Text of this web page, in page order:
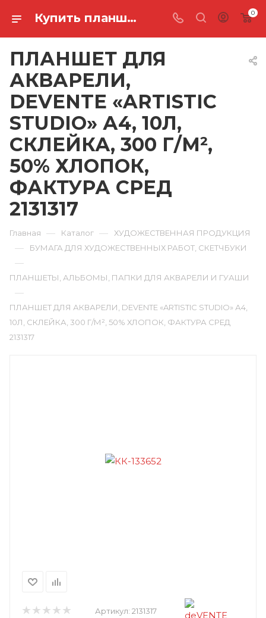
Купить планшет для акварели, devente «artistic studio» а4, 10л, склейка, 300 г/м², 50% хлопок, фактура сред 2131317 в Ростове-на-Дону 0
ПЛАНШЕТ ДЛЯ
АКВАРЕЛИ,
DEVENTE «ARTISTIC
STUDIO» А4, 10Л,
СКЛЕЙКА, 300 Г/М²,
50% ХЛОПОК,
ФАКТУРА СРЕД
2131317
Главная — Каталог — ХУДОЖЕСТВЕННАЯ ПРОДУКЦИЯ
— БУМАГА ДЛЯ ХУДОЖЕСТВЕННЫХ РАБОТ, СКЕТЧБУКИ
—
ПЛАНШЕТЫ, АЛЬБОМЫ, ПАПКИ ДЛЯ АКВАРЕЛИ И ГУАШИ
—
ПЛАНШЕТ ДЛЯ АКВАРЕЛИ, DEVENTE «ARTISTIC STUDIO» А4,
10Л, СКЛЕЙКА, 300 Г/М², 50% ХЛОПОК, ФАКТУРА СРЕД
2131317
Артикул: 2131317